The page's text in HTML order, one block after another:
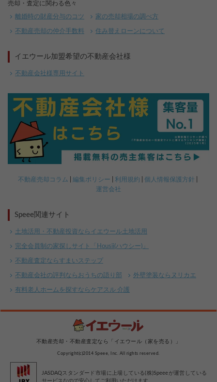
売却・査定に関わる色々
離婚時の財産分与のコツ 家の売却相場の調べ方
不動産売却の仲介手数料 住み替えローンについて
イエウール加盟希望の不動産会社様
不動産会社様専用サイト
不動産売却コラム 編集ポリシー 利用規約
個人情報保護方針
運営会社
Speee関連サイト
土地活用・不動産投資ならイエウール土地活用
完全会員制の家探しサイト「Housii(ハウシー)」
不動産査定ならすまいステップ
不動産会社の評判ならおうちの語り部 外壁塗装ならヌリカエ
有料老人ホームを探すならケアスル 介護
不動産売却・不動産査定なら「イエウール（家を売る）」
Copyright(c)2014 Speee, Inc. All rights reserved.
JASDAQスタンダード市場に上場している(株)Speeeが運営している
サービスなので安心してご利用いただけます。